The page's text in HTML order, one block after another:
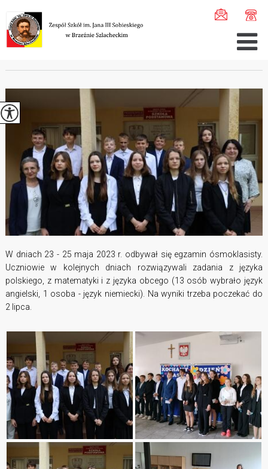
Egzamin ósmoklasisty ...
EGZAMIN ÓSMOKLASISTY
W dniach 23 - 25 maja 2023 r. odbywał się egzamin ósmoklasisty.
Uczniowie w kolejnych dniach rozwiązywali zadania z języka
polskiego, z matematyki i z języka obcego (13 osób wybrało język
angielski, 1 osoba - język niemiecki). Na wyniki trzeba poczekać do
2 lipca.